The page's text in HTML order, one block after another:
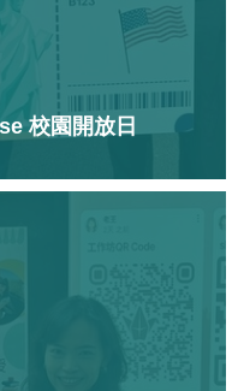
校園開放日